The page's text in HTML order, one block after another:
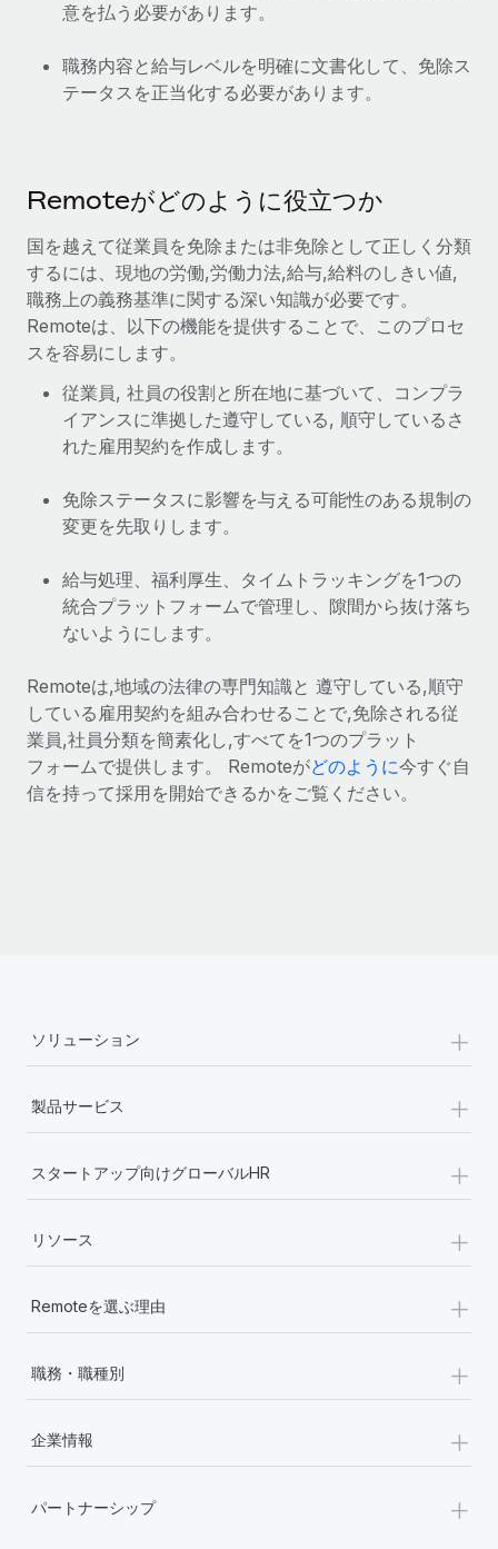
意を払う必要があります。
職務内容と給与レベルを明確に文書化して、免除ス
テータスを正当化する必要があります。
Remoteがどのように役立つか
国を越えて従業員を免除または非免除として正しく分類
するには、現地の労働,労働力法,給与,給料のしきい値,
職務上の義務基準に関する深い知識が必要です。
Remoteは、以下の機能を提供することで、このプロセ
スを容易にします。
従業員, 社員の役割と所在地に基づいて、コンプラ
イアンスに準拠した遵守している, 順守しているさ
れた雇用契約を作成します。
免除ステータスに影響を与える可能性のある規制の
変更を先取りします。
給与処理、福利厚生、タイムトラッキングを1つの
統合プラットフォームで管理し、隙間から抜け落ち
ないようにします。
Remoteは,地域の法律の専門知識と 遵守している,順守
している雇用契約を組み合わせることで,免除される従
業員,社員分類を簡素化し,すべてを1つのプラット
フォームで提供します。 Remoteがどのように今すぐ自
信を持って採用を開始できるかをご覧ください。
ソリューション +
製品サービス +
スタートアップ向けグローバルHR +
リソース +
Remoteを選ぶ理由 +
職務・職種別 +
企業情報 +
パートナーシップ +